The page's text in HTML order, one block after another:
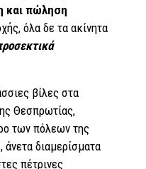
και πώληση
όλα δε τα ακίνητα
βίλες στα
Θεσπρωτίας,
των πόλεων της
διαμερίσματα
πέτρινες